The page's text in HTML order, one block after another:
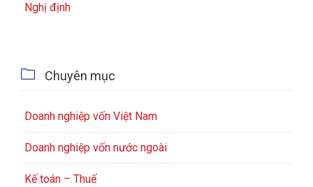
Nghị định
 Chuyên mục
Doanh nghiệp vốn Việt Nam
Doanh nghiệp vốn nước ngoài
Kế toán – Thuế